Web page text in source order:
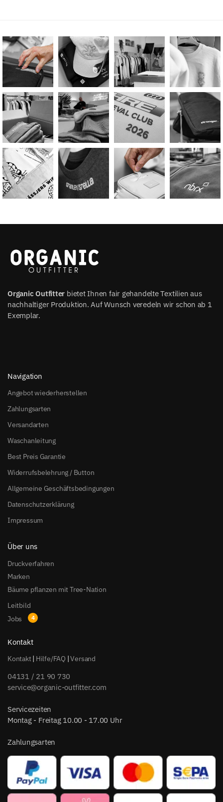
Organic Outfitter bietet Ihnen fair gehandelte Textilien aus
nachhaltiger Produktion. Auf Wunsch veredeln wir schon ab 1
Exemplar.
Navigation
Angebot wiederherstellen
Zahlungsarten
Versandarten
Waschanleitung
Best Preis Garantie
Widerrufsbelehrung / Button
Allgemeine Geschäftsbedingungen
Datenschutzerklärung
Impressum
Über uns
Druckverfahren
Marken
Bäume pflanzen mit Tree-Nation
Leitbild
Jobs
Kontakt
Kontakt| Hilfe/FAQ |Versand
04131 / 21 90 730
service@organic-outfitter.com
Servicezeiten
Montag - Freitag 10.00 - 17.00 Uhr
Zahlungsarten